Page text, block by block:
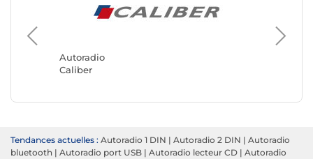
Autoradio
Caliber
Tendances actuelles : Autoradio 1 DIN | Autoradio 2 DIN | Autoradio
bluetooth | Autoradio port USB | Autoradio lecteur CD | Autoradio